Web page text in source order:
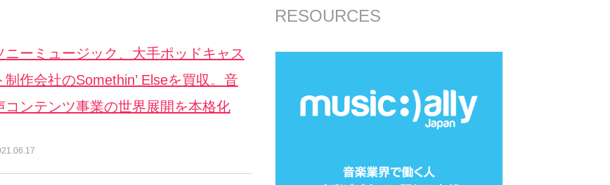
ニーミュージック、大手ポッドキャス
制作会社のSomethin’ Elseを買収。音
コンテンツ事業の世界展開を本格化
RESOURCES